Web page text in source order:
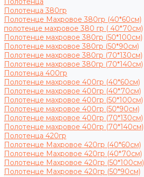
Полотенца 380гр
Полотенце Махровое 380гр (40*60см)
полотенце махровое 380 гр ( 40*70см)
Полотенце махровое 380гр (50*100см)
Полотенце махровое 380гр (50*90см)
Полотенце махровое 380гр (70*130см)
Полотенце махровое 380гр (70*140см)
Полотенца 400гр
Полотенце махровое 400гр (40*60см)
Полотенце махровое 400гр (40*70см)
Полотенце махровое 400гр (50*100см)
Полотенце махровое 400гр (50*90см)
Полотенце махровое 400гр (70*130см)
Полотенце махровое 400гр (70*140см)
Полотенца 420гр
Полотенце Махровое 420гр (40*60см)
Полотенце Махровое 420гр (40*70см)
Полотенце Махровое 420гр (50*100см)
Полотенце Махровое 420гр (50*90см)